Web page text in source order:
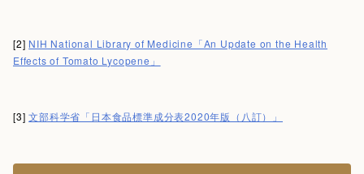
[2] NIH National Library of Medicine「An Update on the Health
Effects of Tomato Lycopene」
[3]文部科学省「日本食品標準成分表2020年版（八訂）」